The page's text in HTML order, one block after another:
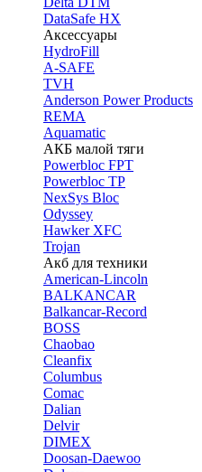
DataSafe HX
Аксессуары
HydroFill
A-SAFE
TVH
Anderson Power Products
REMA
Aquamatic
АКБ малой тяги
Powerbloc FPT
Powerbloc TP
NexSys Bloc
Odyssey
Hawker XFC
Trojan
Акб для техники
American-Lincoln
BALKANCAR
Balkancar-Record
BOSS
Chaobao
Cleanfix
Columbus
Comac
Dalian
Delvir
DIMEX
Doosan-Daewoo